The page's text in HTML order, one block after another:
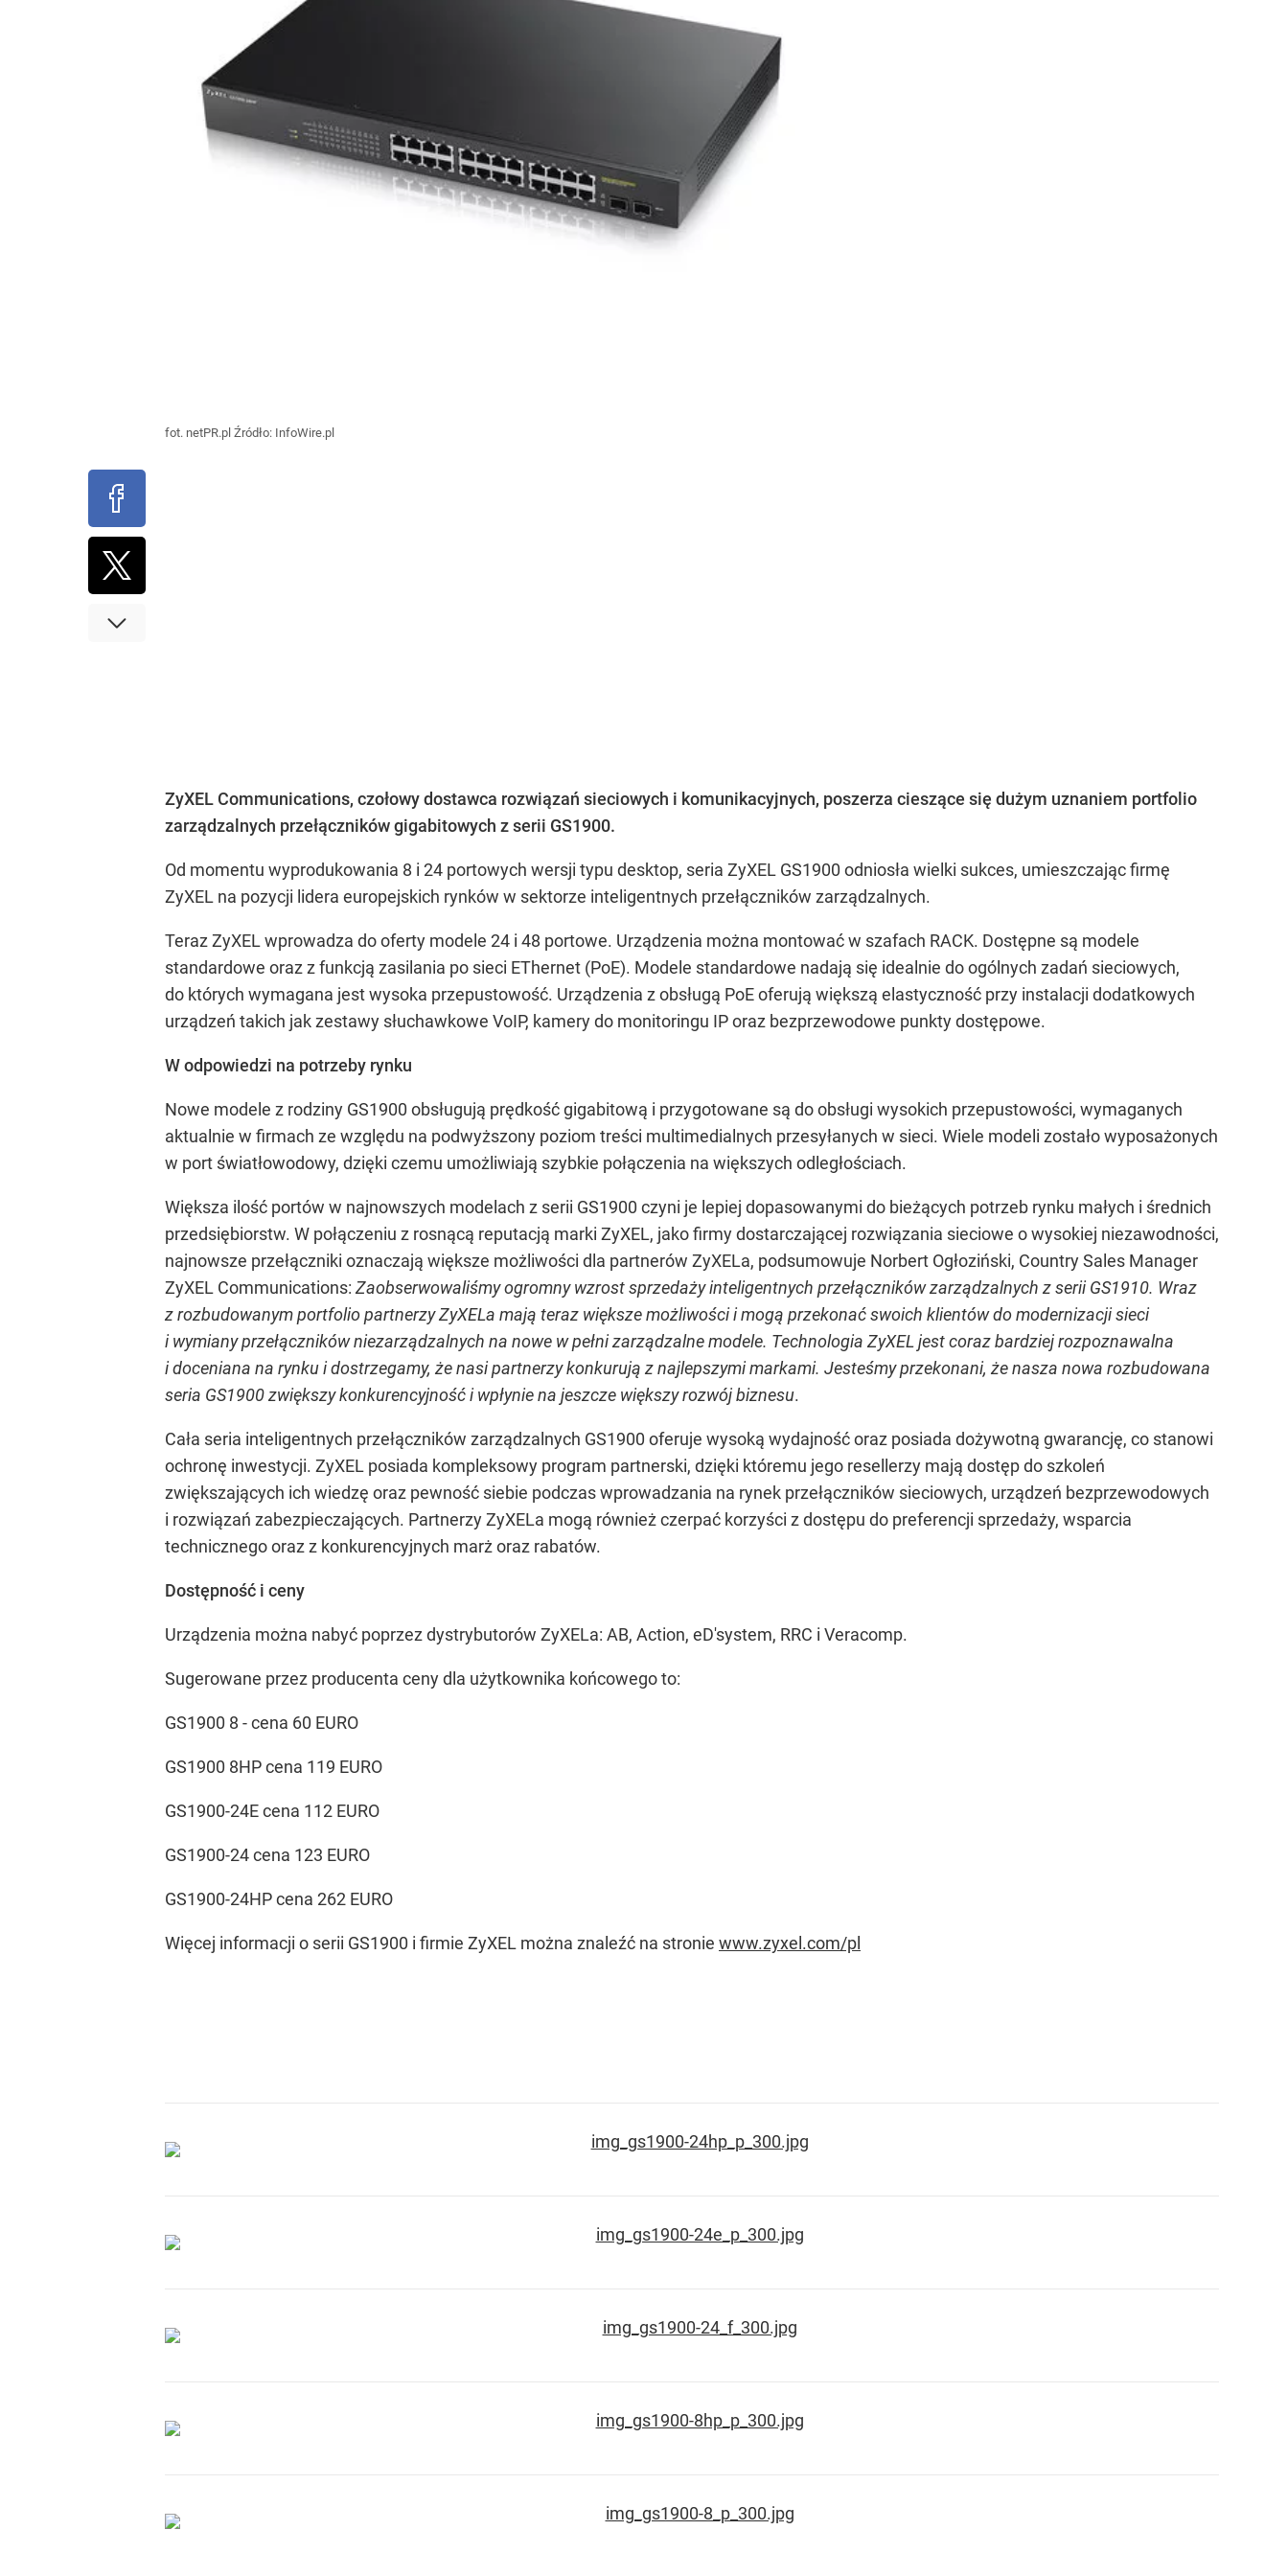
fot. netPR.pl Źródło: InfoWire.pl
ZyXEL Communications, czołowy dostawca rozwiązań sieciowych i komunikacyjnych, poszerza cieszące się dużym uznaniem portfolio
zarządzalnych przełączników gigabitowych z serii GS1900.
Od momentu wyprodukowania 8 i 24 portowych wersji typu desktop, seria ZyXEL GS1900 odniosła wielki sukces, umieszczając firmę
ZyXEL na pozycji lidera europejskich rynków w sektorze inteligentnych przełączników zarządzalnych.
Teraz ZyXEL wprowadza do oferty modele 24 i 48 portowe. Urządzenia można montować w szafach RACK. Dostępne są modele
standardowe oraz z funkcją zasilania po sieci EThernet (PoE). Modele standardowe nadają się idealnie do ogólnych zadań sieciowych,
do których wymagana jest wysoka przepustowość. Urządzenia z obsługą PoE oferują większą elastyczność przy instalacji dodatkowych
urządzeń takich jak zestawy słuchawkowe VoIP, kamery do monitoringu IP oraz bezprzewodowe punkty dostępowe.
W odpowiedzi na potrzeby rynku
Nowe modele z rodziny GS1900 obsługują prędkość gigabitową i przygotowane są do obsługi wysokich przepustowości, wymaganych
aktualnie w firmach ze względu na podwyższony poziom treści multimedialnych przesyłanych w sieci. Wiele modeli zostało wyposażonych
w port światłowodowy, dzięki czemu umożliwiają szybkie połączenia na większych odległościach.
Większa ilość portów w najnowszych modelach z serii GS1900 czyni je lepiej dopasowanymi do bieżących potrzeb rynku małych i średnich
przedsiębiorstw. W połączeniu z rosnącą reputacją marki ZyXEL, jako firmy dostarczającej rozwiązania sieciowe o wysokiej niezawodności,
najnowsze przełączniki oznaczają większe możliwości dla partnerów ZyXELa, podsumowuje Norbert Ogłoziński, Country Sales Manager
ZyXEL Communications: Zaobserwowaliśmy ogromny wzrost sprzedaży inteligentnych przełączników zarządzalnych z serii GS1910. Wraz
z rozbudowanym portfolio partnerzy ZyXELa mają teraz większe możliwości i mogą przekonać swoich klientów do modernizacji sieci
i wymiany przełączników niezarządzalnych na nowe w pełni zarządzalne modele. Technologia ZyXEL jest coraz bardziej rozpoznawalna
i doceniana na rynku i dostrzegamy, że nasi partnerzy konkurują z najlepszymimarkami. Jesteśmy przekonani, że nasza nowa rozbudowana
seria GS1900 zwiększy konkurencyjność i wpłynie na jeszcze większy rozwój biznesu.
Cała seria inteligentnych przełączników zarządzalnych GS1900 oferuje wysoką wydajność oraz posiada dożywotną gwarancję, co stanowi
ochronę inwestycji. ZyXEL posiada kompleksowy program partnerski, dzięki któremu jego resellerzy mają dostęp do szkoleń
zwiększających ich wiedzę oraz pewność siebie podczas wprowadzania na rynek przełączników sieciowych, urządzeń bezprzewodowych
i rozwiązań zabezpieczających. Partnerzy ZyXELa mogą również czerpać korzyści z dostępu do preferencji sprzedaży, wsparcia
technicznego oraz z konkurencyjnych marż oraz rabatów.
Dostępność i ceny
Urządzenia można nabyć poprzez dystrybutorów ZyXELa: AB, Action, eD'system, RRC i Veracomp.
Sugerowane przez producenta ceny dla użytkownika końcowego to:
GS1900 8 - cena 60 EURO
GS1900 8HP cena 119 EURO
GS1900-24E cena 112 EURO
GS1900-24 cena 123 EURO
GS1900-24HP cena 262 EURO
Więcej informacji o serii GS1900 i firmie ZyXEL można znaleźć na stronie www.zyxel.com/pl